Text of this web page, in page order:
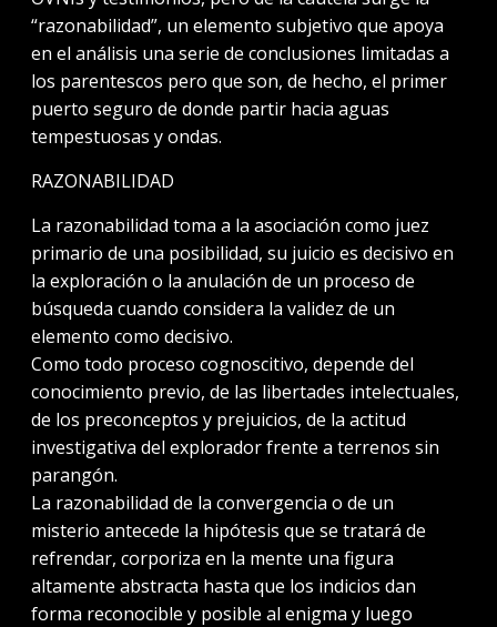
“razonabilidad”, un elemento subjetivo que apoya
en el análisis una serie de conclusiones limitadas a
los parentescos pero que son, de hecho, el primer
puerto seguro de donde partir hacia aguas
tempestuosas y ondas.
RAZONABILIDAD
La razonabilidad toma a la asociación como juez
primario de una posibilidad, su juicio es decisivo en
la exploración o la anulación de un proceso de
búsqueda cuando considera la validez de un
elemento como decisivo.
Como todo proceso cognoscitivo, depende del
conocimiento previo, de las libertades intelectuales,
de los preconceptos y prejuicios, de la actitud
investigativa del explorador frente a terrenos sin
parangón.
La razonabilidad de la convergencia o de un
misterio antecede la hipótesis que se tratará de
refrendar, corporiza en la mente una figura
altamente abstracta hasta que los indicios dan
forma reconocible y posible al enigma y luego